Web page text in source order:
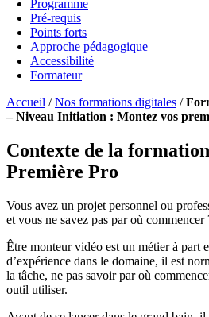
Programme
Pré-requis
Points forts
Approche pédagogique
Accessibilité
Formateur
Accueil /Nos formations digitales /
– Niveau Initiation : Montez vos
Contexte de la
Première Pro
Vous avez un projet personnel ou
et vous ne savez pas par où commencer
Être monteur vidéo est un métier à part
d’expérience dans le domaine, il est
la tâche, ne pas savoir par où
outil utiliser.